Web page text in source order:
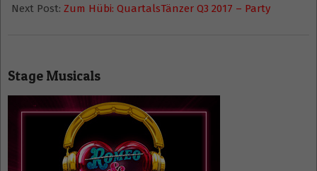
23
Next Post: Zum Hübi: QuartalsTänzer Q3 2017 – Party
Stage Musicals